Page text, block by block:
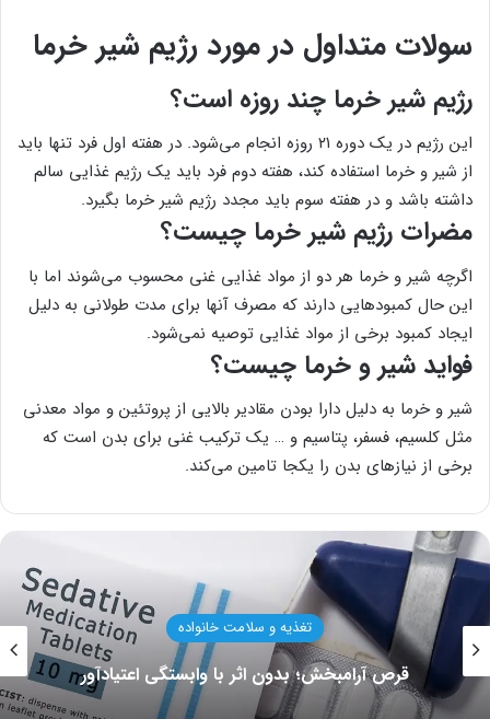
سولات متداول در مورد رژیم شیر خرما
رژیم شیر خرما چند روزه است؟
این رژیم در یک دوره ۲۱ روزه انجام می‌شود. در هفته اول فرد تنها باید
از شیر و خرما استفاده کند، هفته دوم فرد باید یک رژیم غذایی سالم
داشته باشد و در هفته سوم باید مجدد رژیم شیر خرما بگیرد.
مضرات رژیم شیر خرما چیست؟
اگرچه شیر و خرما هر دو از مواد غذایی غنی محسوب می‌شوند اما با
این حال کمبودهایی دارند که مصرف آنها برای مدت طولانی به دلیل
ایجاد کمبود برخی از مواد غذایی توصیه نمی‌شود.
فواید شیر و خرما چیست؟
شیر و خرما به دلیل دارا بودن مقادیر بالایی از پروتئین و مواد معدنی
مثل کلسیم، فسفر، پتاسیم و … یک ترکیب غنی برای بدن است که
برخی از نیازهای بدن را یکجا تامین می‌کند.
تغذیه و سلامت خانواده
قرص آرامبخش؛ بدون اثر با وابستگی اعتیادآور